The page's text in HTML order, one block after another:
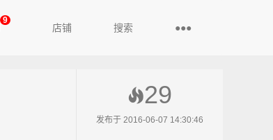
9
店铺 搜索 ●●●
29
发布于 2016-06-07 14:30:46